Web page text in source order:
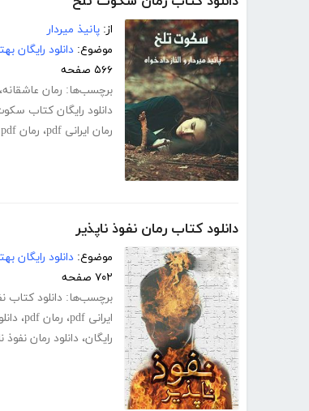
از: پانیذ میردار
موضوع: دانلود رایگان
۵۶۶ صفحه
برچسب‌ها: رمان عاشقانه،
دانلود رایگان کتاب
رمان ایرانی pdf
، رمان pdf
دانلود کتاب رمان نفوذ ناپذیر
موضوع: دانلود رایگان
۷۰۲ صفحه
برچسب‌ها: دانلود کتاب
ایرانی pdf
، رمان pdf ،
رایگان، دانلود رمان